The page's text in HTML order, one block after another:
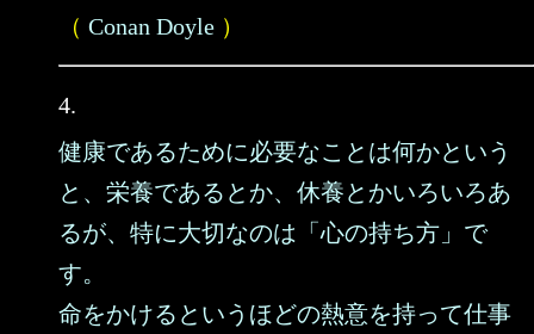
（ Conan Doyle ）
4.
健康であるために必要なことは何かという
と、栄養であるとか、休養とかいろいろあ
るが、特に大切なのは「心の持ち方」で
す。
命をかけるというほどの熱意を持って仕事